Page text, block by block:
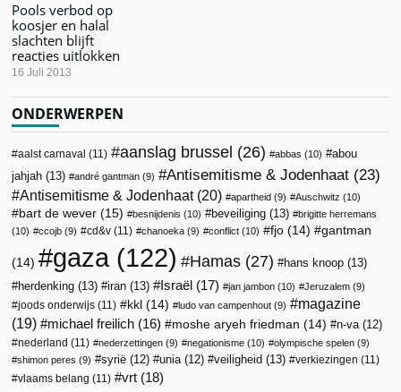
Pools verbod op
koosjer en halal
slachten blijft
reacties uitlokken
16 Juli 2013
ONDERWERPEN
aalst carnaval (11) aanslag brussel (26) abbas (10)
abou
jahjah (13) andré gantman (9) Antisemitisme & Jodenhaat (23)
Antisemitisme & Jodenhaat(20) apartheid (9) Auschwitz (10)
bart de wever (15) besnijdenis (10) beveiliging (13)
brigitte herremans
(10)
ccojb (9) cd&v (11) chanoeka (9) conflict (10) fjo (14) gantman
(14) gaza(122) Hamas (27) hans knoop (13)
herdenking (13) iran (13) Israël (17) jan jambon (10) Jeruzalem (9)
joods onderwijs (11) kkl (14) ludo van campenhout (9)
magazine
(19)
michael freilich (16) moshe aryeh friedman (14) n-va(12)
nederland (11) nederzettingen (9) negationisme (10) olympische spelen (9)
shimon peres (9) syrië (12) unia(12) veiligheid (13) verkiezingen (11)
vlaams belang (11) vrt (18)